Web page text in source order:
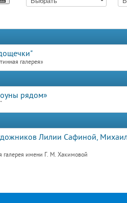
галерея»
рядом»
Лилии Сафиной,
галерея имени Г. М. Хакимовой